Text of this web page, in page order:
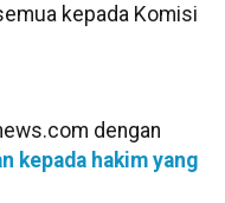
kepada Komisi
dengan
kepada hakim yang